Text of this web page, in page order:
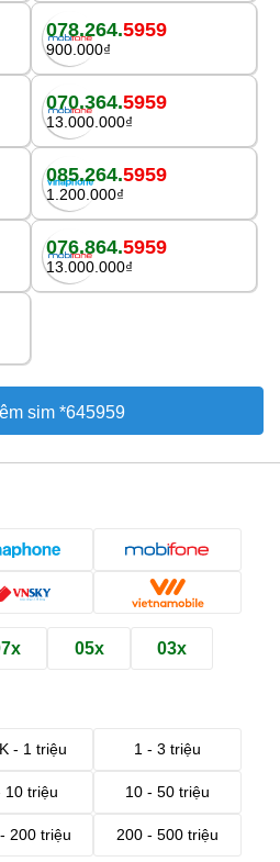
078.264.5959
900.000₫
070.364.5959
13.000.000₫
085.264.5959
1.200.000₫
076.864.5959
13.000.000₫
sim *645959
05x 03x
- 1 triệu 1 - 3 triệu
10 triệu 10 - 50 triệu
200 triệu 200 - 500 triệu